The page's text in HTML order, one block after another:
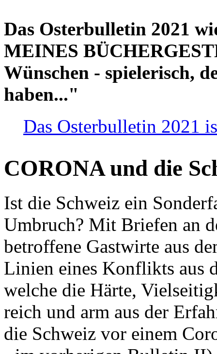
Das Osterbulletin 2021
MEINES
Wünschen - spielerisch,
haben..."
Das Osterbulletin 2021
CORONA und die
Ist die Schweiz ein
Umbruch? Mit Briefen an
betroffene Gastwirte aus
Linien eines Konflikts aus
welche die Härte,
reich und arm aus der
die Schweiz vor einem